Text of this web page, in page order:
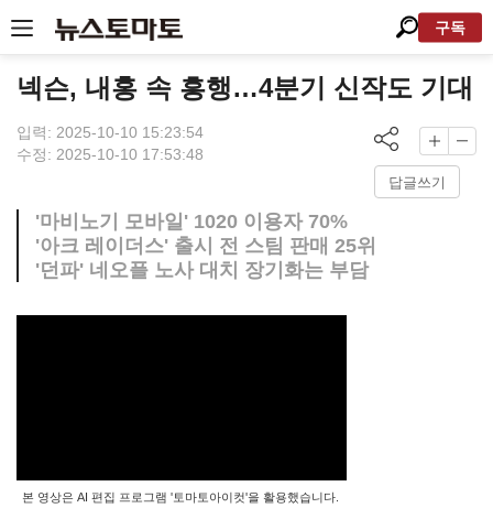
구독
넥슨, 내홍 속 흥행…4분기 신작도 기대
입력: 2025-10-10 15:23:54
수정: 2025-10-10 17:53:48
답글쓰기
'마비노기 모바일' 1020 이용자 70%
'아크 레이더스' 출시 전 스팀 판매 25위
'던파' 네오플 노사 대치 장기화는 부담
본 영상은 AI 편집 프로그램 '토마토아이컷'을 활용했습니다.